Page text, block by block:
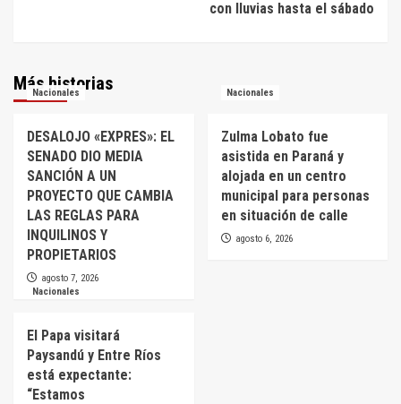
con lluvias hasta el sábado
Más historias
Nacionales
DESALOJO «EXPRES»: EL
SENADO DIO MEDIA
SANCIÓN A UN
PROYECTO QUE CAMBIA
LAS REGLAS PARA
INQUILINOS Y
PROPIETARIOS
agosto 7, 2026
Nacionales
Zulma Lobato fue
asistida en Paraná y
alojada en un centro
municipal para personas
en situación de calle
agosto 6, 2026
Nacionales
El Papa visitará
Paysandú y Entre Ríos
está expectante:
“Estamos